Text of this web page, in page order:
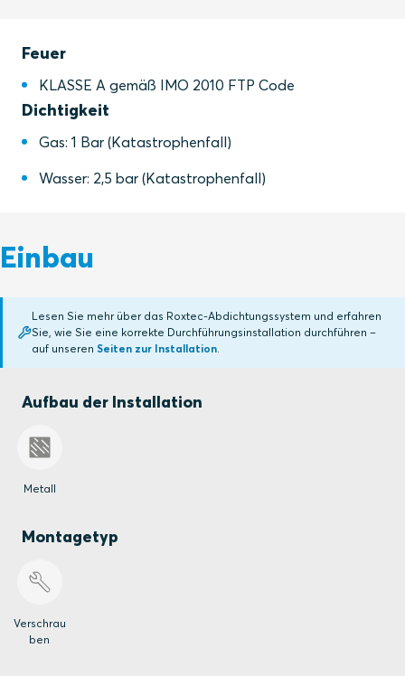
Feuer
KLASSE A gemäß IMO 2010 FTP Code
Dichtigkeit
Gas: 1 Bar (Katastrophenfall)
Wasser: 2,5 bar (Katastrophenfall)
Einbau
Lesen Sie mehr über das Roxtec-Abdichtungssystem und erfahren
Sie, wie Sie eine korrekte Durchführungsinstallation durchführen –
auf unseren Seiten zur Installation.
Aufbau der Installation
Metall
Montagetyp
Verschrau
ben